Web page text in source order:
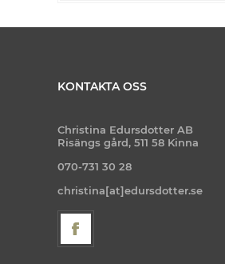
KONTAKTA OSS
Christina Edursdotter AB
Risängs gård, 511 58 Kinna
070-731 30 28
christina[at]edursdotter.se